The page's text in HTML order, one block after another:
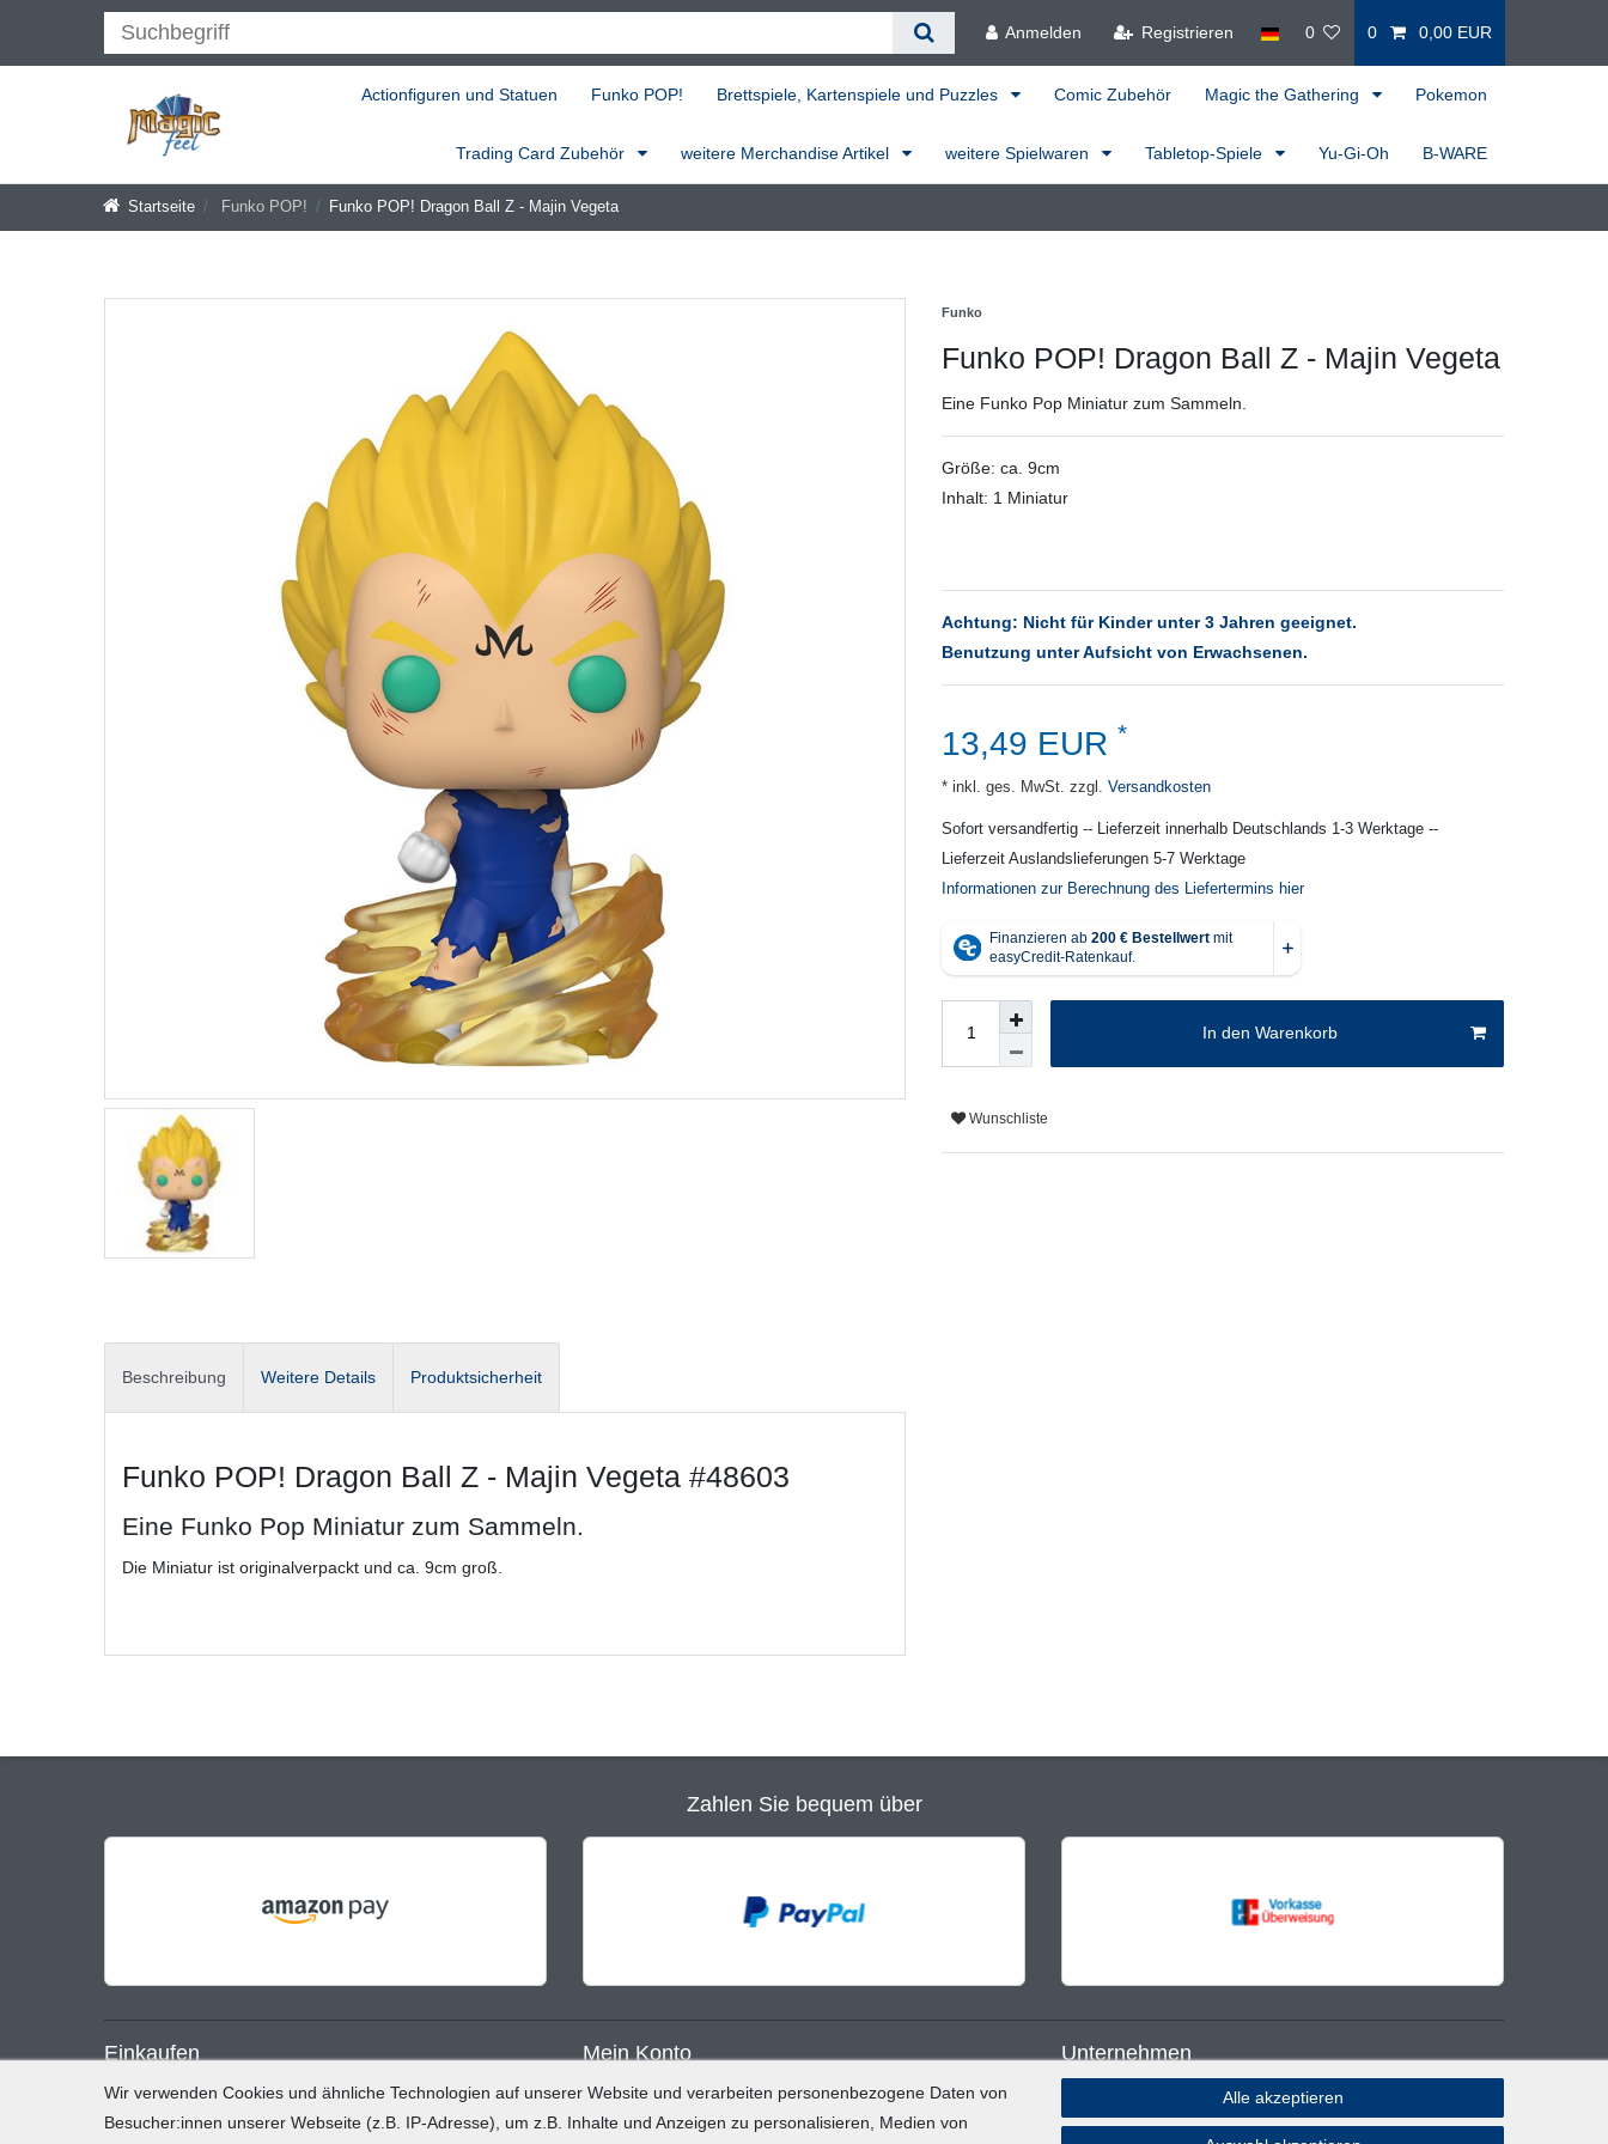
Anmelden Registrieren 0 0 0,00 EUR
Actionfiguren und Statuen Funko POP! Brettspiele, Kartenspiele und Puzzles Comic Zubehör Magic the Gathering Pokemon
Trading Card Zubehör weitere Merchandise Artikel weitere Spielwaren Tabletop-Spiele Yu-Gi-Oh B-WARE
Startseite Funko POP! Funko POP! Dragon Ball Z - Majin Vegeta
Funko
Funko POP! Dragon Ball Z - Majin Vegeta
Eine Funko Pop Miniatur zum Sammeln.
Größe: ca. 9cm
Inhalt: 1 Miniatur
Achtung: Nicht für Kinder unter 3 Jahren geeignet.
Benutzung unter Aufsicht von Erwachsenen.
13,49 EUR *
* inkl. ges. MwSt. zzgl. Versandkosten
Sofort versandfertig -- Lieferzeit innerhalb Deutschlands 1-3 Werktage --
Lieferzeit Auslandslieferungen 5-7 Werktage
Informationen zur Berechnung des Liefertermins hier
In den Warenkorb
Wunschliste
Beschreibung Weitere Details Produktsicherheit
Funko POP! Dragon Ball Z - Majin Vegeta #48603
Eine Funko Pop Miniatur zum Sammeln.
Die Miniatur ist originalverpackt und ca. 9cm groß.
Zahlen Sie bequem über
Einkaufen
Zahlung und Versand
Mein Konto
Registrieren
Unternehmen
Blog
Wir verwenden Cookies und ähnliche Technologien auf unserer Website und verarbeiten personenbezogene Daten von
Besucher:innen unserer Webseite (z.B. IP-Adresse), um z.B. Inhalte und Anzeigen zu personalisieren, Medien von
Alle akzeptieren